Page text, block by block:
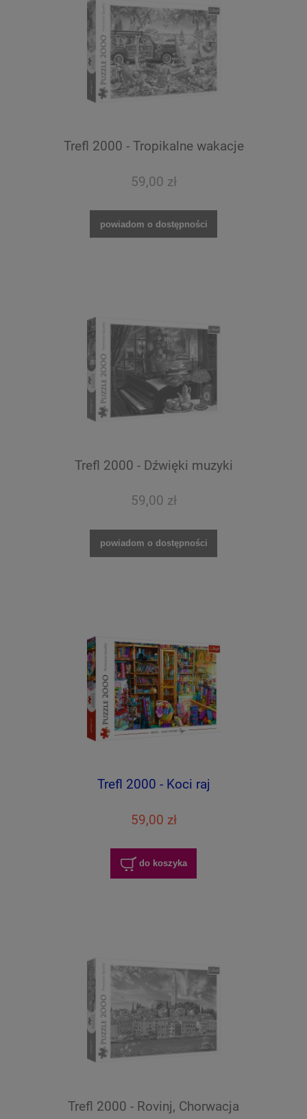
Trefl 2000 - Tropikalne wakacje
59,00 zł
powiadom o dostępności
Trefl 2000 - Dźwięki muzyki
59,00 zł
powiadom o dostępności
Trefl 2000 - Koci raj
59,00 zł
do koszyka
Trefl 2000 - Rovinj, Chorwacja